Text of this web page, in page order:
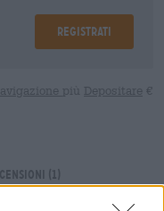
Registrati
più Depositare €
(1)